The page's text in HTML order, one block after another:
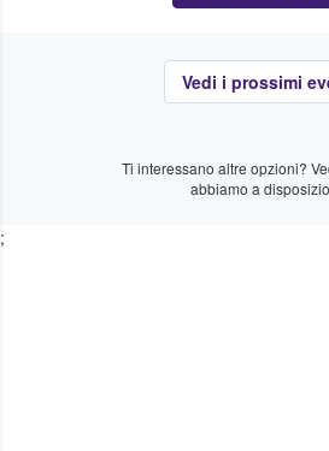
Vedi i prossimi
Ti interessano altre opzioni?
abbiamo a
;